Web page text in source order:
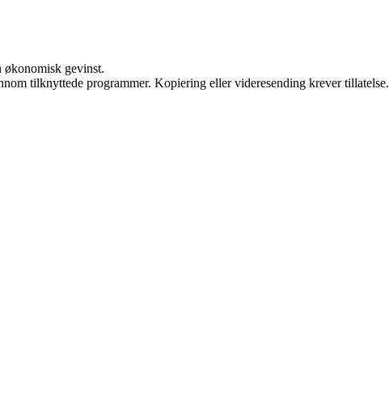
økonomisk gevinst.
tilknyttede programmer. Kopiering eller videresending krever tillatelse.